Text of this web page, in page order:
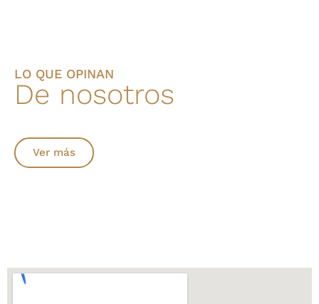
LO QUE OPINAN
De nosotros
Ver más